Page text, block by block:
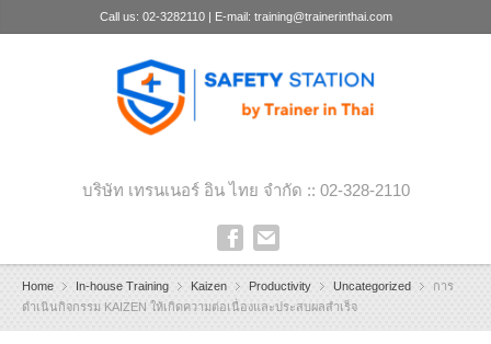
Call us: 02-3282110 | E-mail: training@trainerinthai.com
บริษัท เทรนเนอร์ อิน ไทย จำกัด :: 02-328-2110
Home In-house Training Kaizen Productivity Uncategorized
การ
ดำเนินกิจกรรม KAIZEN ให้เกิดความต่อเนื่องและประสบผลสำเร็จ